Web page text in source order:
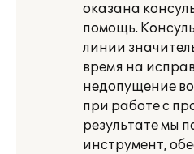
оказана
помощь.
линии
время на
недопущение
при работе с
результате мы
инструмент,